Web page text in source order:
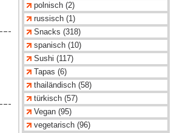
polnisch (2)
russisch (1)
Snacks (318)
spanisch (10)
Sushi (117)
Tapas (6)
thailändisch (58)
türkisch (57)
Vegan (95)
vegetarisch (96)